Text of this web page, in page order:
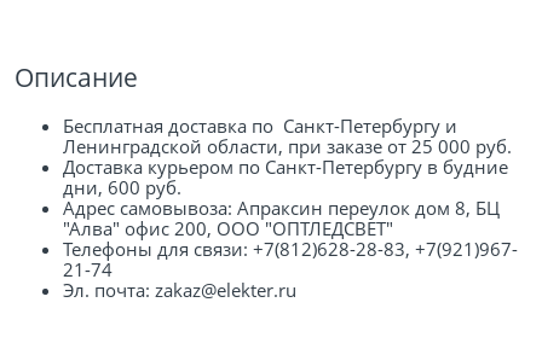
Описание
Бесплатная доставка по Санкт-Петербургу и
Ленинградской области, при заказе от 25 000 руб.
Доставка курьером по Санкт-Петербургу в будние
дни, 600 руб.
Адрес самовывоза: Апраксин переулок дом 8, БЦ
"Алва" офис 200, ООО "ОПТЛЕДСВЕТ"
Телефоны для связи: +7(812)628-28-83, +7(921)967-
21-74
Эл. почта: zakaz@elekter.ru